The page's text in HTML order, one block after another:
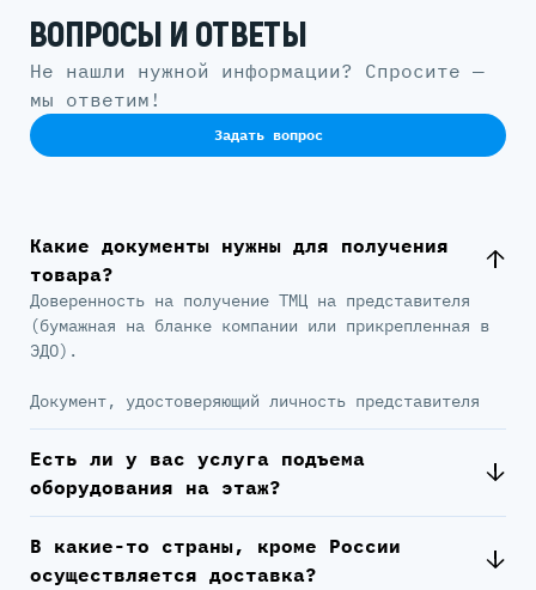
ВОПРОСЫ И ОТВЕТЫ
Не нашли нужной информации? Спросите —
мы ответим!
Задать вопрос
Какие документы нужны для получения
товара?
Доверенность на получение ТМЦ на представителя
(бумажная на бланке компании или прикрепленная в
ЭДО).
Документ, удостоверяющий личность представителя
Есть ли у вас услуга подъема
оборудования на этаж?
В какие-то страны, кроме России
осуществляется доставка?